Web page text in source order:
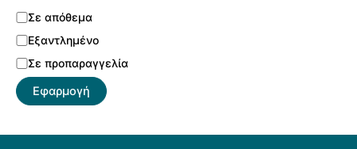
Σε απόθεμα
Εξαντλημένο
Σε προπαραγγελία
Εφαρμογή